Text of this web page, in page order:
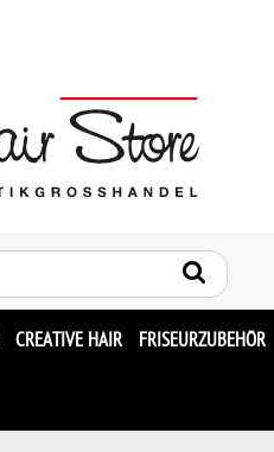
Suchen
CREATIVE HAIR FRISEURZUBEHÖR